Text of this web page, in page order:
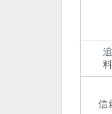
信